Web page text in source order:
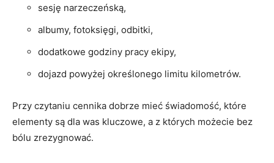
sesję narzeczeńską,
albumy, fotoksięgi, odbitki,
dodatkowe godziny pracy ekipy,
dojazd powyżej określonego limitu kilometrów.
Przy czytaniu cennika dobrze mieć świadomość, które
elementy są dla was kluczowe, a z których możecie bez
bólu zrezygnować.